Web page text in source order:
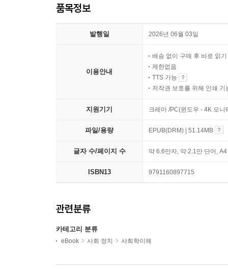
품목정보
발행일 2026년 06월 03일
이용안내
배송 없이 구매 후 바로 읽기
제한없음
TTS 가능
저작권 보호를 위해 인쇄 기
지원기기 크레마 /PC(윈도우 - 4K 모
파일/용량 EPUB(DRM) | 51.14MB
글자 수/페이지 수 약 6.6만자, 약 2.1만 단어,
ISBN13 9791160897715
관련분류
카테고리 분류
eBook 사회 정치 사회학이해